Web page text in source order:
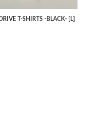
T-SHIRTS -BLACK- [L]